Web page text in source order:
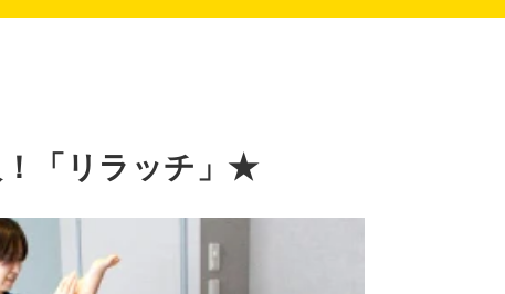
！「リラッチ」★